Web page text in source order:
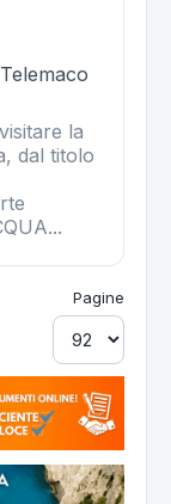
la
dal titolo
Pagine